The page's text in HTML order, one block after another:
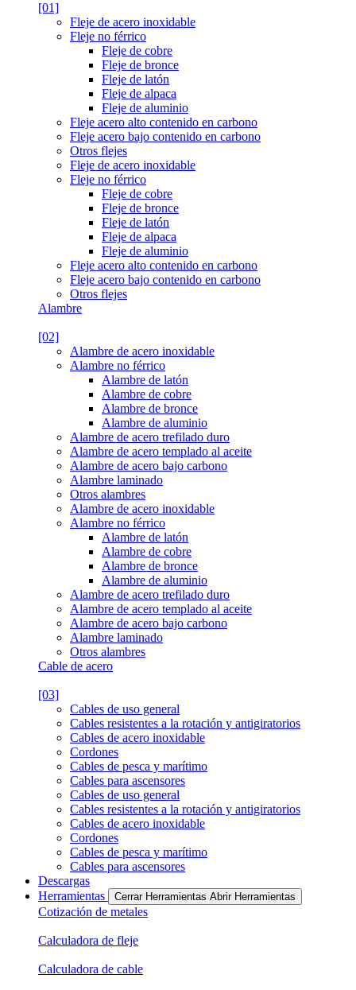
[01]
Fleje de acero inoxidable
Fleje no férrico
Fleje de cobre
Fleje de bronce
Fleje de latón
Fleje de alpaca
Fleje de aluminio
Fleje acero alto contenido en carbono
Fleje acero bajo contenido en carbono
Otros flejes
Fleje de acero inoxidable
Fleje no férrico
Fleje de cobre
Fleje de bronce
Fleje de latón
Fleje de alpaca
Fleje de aluminio
Fleje acero alto contenido en carbono
Fleje acero bajo contenido en carbono
Otros flejes
Alambre
[02]
Alambre de acero inoxidable
Alambre no férrico
Alambre de latón
Alambre de cobre
Alambre de bronce
Alambre de aluminio
Alambre de acero trefilado duro
Alambre de acero templado al aceite
Alambre de acero bajo carbono
Alambre laminado
Otros alambres
Alambre de acero inoxidable
Alambre no férrico
Alambre de latón
Alambre de cobre
Alambre de bronce
Alambre de aluminio
Alambre de acero trefilado duro
Alambre de acero templado al aceite
Alambre de acero bajo carbono
Alambre laminado
Otros alambres
Cable de acero
[03]
Cables de uso general
Cables resistentes a la rotación y antigiratorios
Cables de acero inoxidable
Cordones
Cables de pesca y marítimo
Cables para ascensores
Cables de uso general
Cables resistentes a la rotación y antigiratorios
Cables de acero inoxidable
Cordones
Cables de pesca y marítimo
Cables para ascensores
Descargas
Herramientas
Cerrar Herramientas Abrir Herramientas
Cotización de metales
Calculadora de fleje
Calculadora de cable